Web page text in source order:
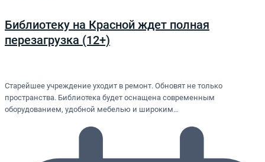
Библиотеку на Красной ждет полная
перезагрузка (12+)
Старейшее учреждение уходит в ремонт. Обновят не только
пространства. Библиотека будет оснащена современным
оборудованием, удобной мебелью и широким…